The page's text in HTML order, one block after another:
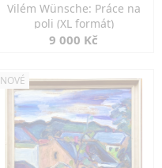
Vilém Wünsche: Práce na
poli (XL formát)
9 000 Kč
NOVÉ